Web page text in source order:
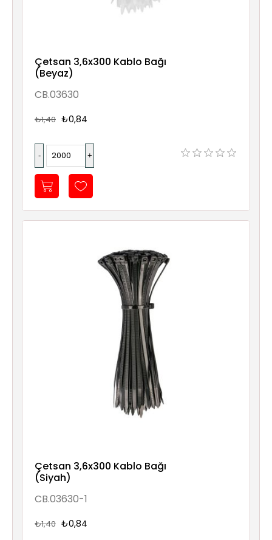
Çetsan 3,6x300 Kablo Bağı
(Beyaz)
CB.03630
₺1,40 ₺0,84
Çetsan 3,6x300 Kablo Bağı
(Siyah)
CB.03630-1
₺1,40 ₺0,84